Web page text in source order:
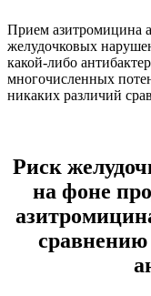
Прием азитромицина
желудочковых
какой-либо
многочисленных
никаких различий
Риск
на фоне
сравнению